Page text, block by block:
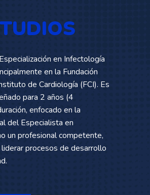
en Infectología
en la Fundación
de Cardiología (FCI). Es
para 2 años (4
enfocado en la
del Especialista en
un profesional competente,
procesos de desarrollo